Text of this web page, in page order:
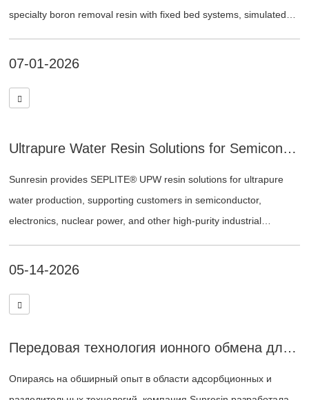
specialty boron removal resin with fixed bed systems, simulated
07-01-2026
Ultrapure Water Resin Solutions for Semiconductor and Nuclear Power Applications
Sunresin provides SEPLITE® UPW resin solutions for ultrapure
water production, supporting customers in semiconductor,
electronics, nuclear power, and other high-purity industrial
05-14-2026
Передовая технология ионного обмена для эффективного удаления короткоцепочечных ПФАС
Опираясь на обширный опыт в области адсорбционных и